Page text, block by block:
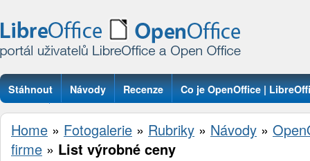
Stáhnout Návody Recenze Co je OpenOffice |
Otázky
Home » Fotogalerie » Rubriky » Návody »
firme » List výrobné ceny